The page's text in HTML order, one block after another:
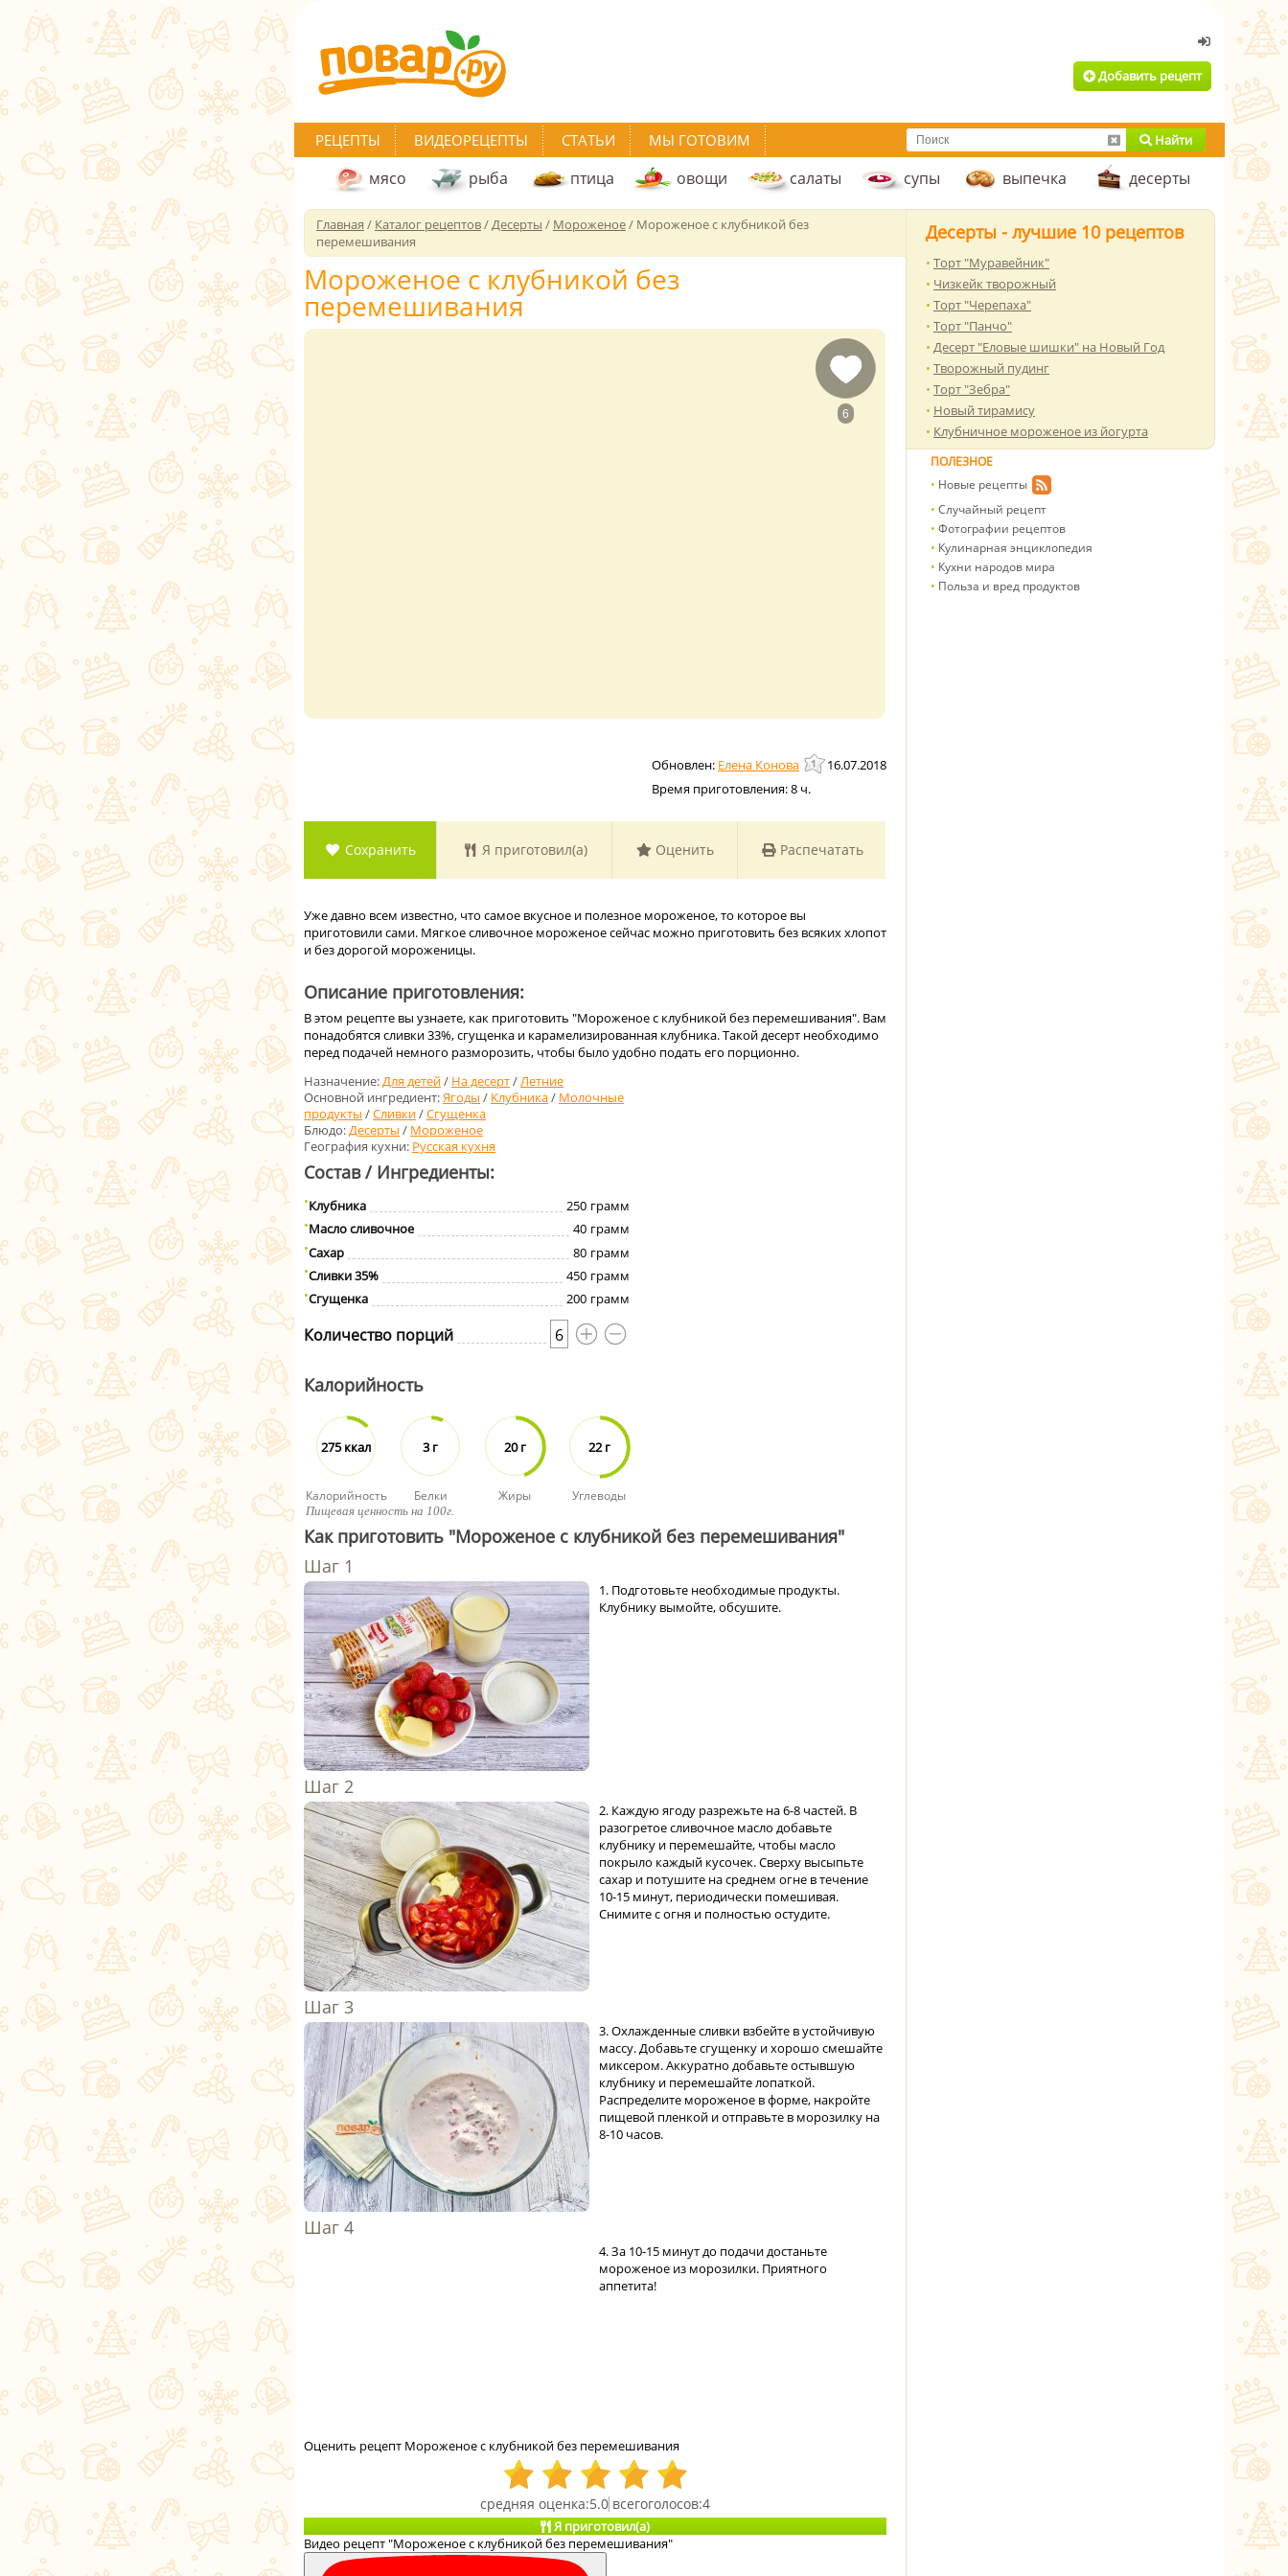
Добавить рецепт
РЕЦЕПТЫ ВИДЕОРЕЦЕПТЫ СТАТЬИ МЫ ГОТОВИМ Найти
мясо рыба птица овощи салаты супы выпечка десерты
Главная / Каталог рецептов/Десерты / Мороженое/ Мороженое с клубникой без
перемешивания
Мороженое с клубникой без
перемешивания
6
Елена Конова
16.07.2018
Время приготовления:8 ч.
Сохранить Я приготовил(а) Оценить Распечатать
Уже давно всем известно, что самое вкусное и полезное мороженое, то которое вы
приготовили сами. Мягкое сливочное мороженое сейчас можно приготовить без всяких хлопот
и без дорогой мороженицы.
Описание приготовления:
В этом рецепте вы узнаете, как приготовить "Мороженое с клубникой без перемешивания". Вам
понадобятся сливки 33%, сгущенка и карамелизированная клубника. Такой десерт необходимо
перед подачей немного разморозить, чтобы было удобно подать его порционно.
Назначение:Для детей/ На десерт/Летние
Основной ингредиент:Ягоды / Клубника/ Молочные
продукты /Сливки/Сгущенка
Блюдо:Десерты / Мороженое
География кухни: Русская кухня
Состав / Ингредиенты:
Клубника 250 грамм
Масло сливочное
40 грамм
Сахар
80 грамм
Сливки 35%
450 грамм
Сгущенка
200 грамм
Количество порций 6
Калорийность
275 ккал
Калорийность
3 г
Белки
20 г
Жиры
22 г
Углеводы
Пищевая ценность на 100г.
Как приготовить "Мороженое с клубникой без перемешивания"
1. Подготовьте необходимые продукты.
Клубнику вымойте, обсушите.
2. Каждую ягоду разрежьте на 6-8 частей. В
разогретое сливочное масло добавьте
клубнику и перемешайте, чтобы масло
покрыло каждый кусочек. Сверху высыпьте
сахар и потушите на среднем огне в течение
10-15 минут, периодически помешивая.
Снимите с огня и полностью остудите.
3. Охлажденные сливки взбейте в устойчивую
массу. Добавьте сгущенку и хорошо смешайте
миксером. Аккуратно добавьте остывшую
клубнику и перемешайте лопаткой.
Распределите мороженое в форме, накройте
пищевой пленкой и отправьте в морозилку на
8-10 часов.
4. За 10-15 минут до подачи достаньте
мороженое из морозилки. Приятного
аппетита!
Оценить рецепт Мороженое с клубникой без перемешивания
5.0 4
Я приготовил(а)
Видео рецепт "Мороженое с клубникой без перемешивания"
Десерты - лучшие 10 рецептов
Торт "Муравейник"
Чизкейк творожный
Торт "Черепаха"
Торт "Панчо"
Десерт "Еловые шишки" на Новый Год
Творожный пудинг
Торт "Зебра"
Новый тирамису
Клубничное мороженое из йогурта
ПОЛЕЗНОЕ
Новые рецепты
Случайный рецепт
Фотографии рецептов
Кулинарная энциклопедия
Кухни народов мира
Польза и вред продуктов